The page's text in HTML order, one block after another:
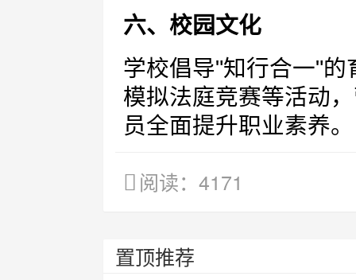
六、校园文化
学校倡导"知行合一"
模拟法庭竞赛等活动
员全面提升职业素养。
阅读：4171
置顶推荐